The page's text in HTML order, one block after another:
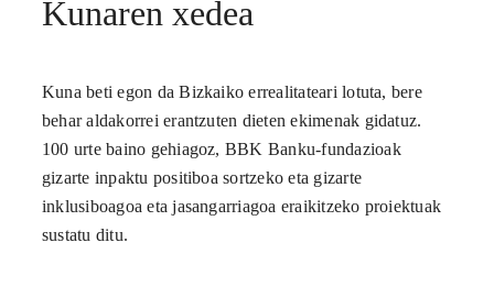
Kunaren xedea
Kuna beti egon da Bizkaiko errealitateari lotuta, bere
behar aldakorrei erantzuten dieten ekimenak gidatuz.
100 urte baino gehiagoz, BBK Banku-fundazioak
gizarte inpaktu positiboa sortzeko eta gizarte
inklusiboagoa eta jasangarriagoa eraikitzeko proiektuak
sustatu ditu.